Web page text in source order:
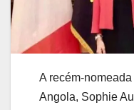
A recém-
Angola, Sophie